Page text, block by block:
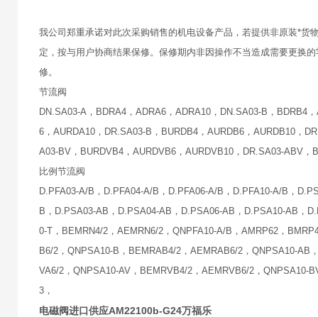
我公司郑重承诺对此次采购销售的机电设备产品，若提供非原装*
定，按与用户协商结果保修。保修期内非因操作不当造成需要更换
修。
节流阀
DN.SA03-A，BDRA4，ADRA6，ADRA10，DN.SA03-B，BDRB4
6，AURDA10，DR.SA03-B，BURDB4，AURDB6，AURDB10，
A03-BV，BURDVB4，AURDVB6，AURDVB10，DR.SA03-ABV，
比例节流阀
D.PFA03-A/B，D.PFA04-A/B，D.PFA06-A/B，D.PFA10-A/B，
B，D.PSA03-AB，D.PSA04-AB，D.PSA06-AB，D.PSA10-AB，
0-T，BEMRN4/2，AEMRN6/2，QNPFA10-A/B，AMRP62，
B6/2，QNPSA10-B，BEMRAB4/2，AEMRAB6/2，QNPSA10-
VA6/2，QNPSA10-AV，BEMRVB4/2，AEMRVB6/2，QNPSA10-
3，
电磁阀进口供应AM22100b-G24万福乐